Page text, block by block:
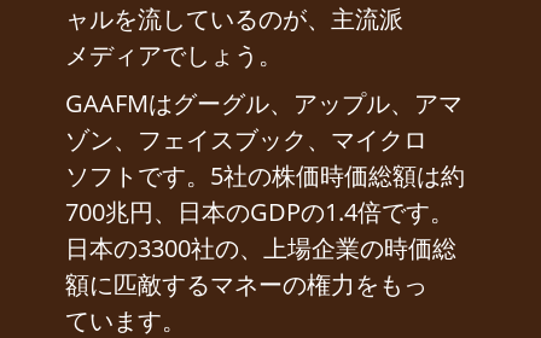
ャルを流しているのが、主流派
メディアでしょう。
GAAFMはグーグル、アップル、アマ
ゾン、フェイスブック、マイクロ
ソフトです。5社の株価時価総額は約
700兆円、日本のGDPの1.4倍です。
日本の3300社の、上場企業の時価総
額に匹敵するマネーの権力をもっ
ています。